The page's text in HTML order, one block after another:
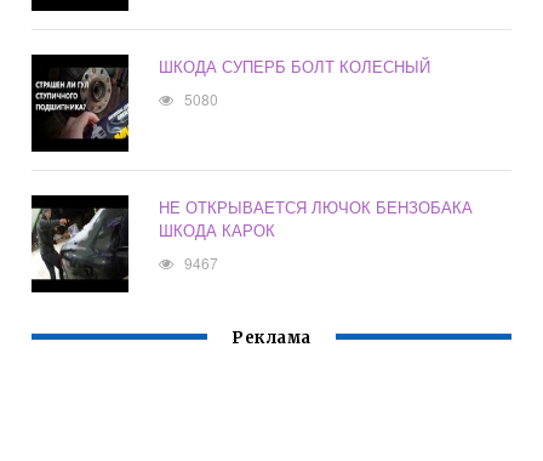
ШКОДА СУПЕРБ БОЛТ КОЛЕСНЫЙ
5080
НЕ ОТКРЫВАЕТСЯ ЛЮЧОК БЕНЗОБАКА
ШКОДА КАРОК
9467
Реклама